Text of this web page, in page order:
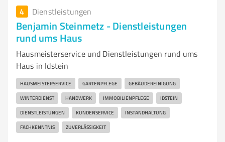
4 Dienstleistungen
Benjamin Steinmetz - Dienstleistungen
rund ums Haus
Hausmeisterservice und Dienstleistungen rund ums
Haus in Idstein
HAUSMEISTERSERVICE GARTENPFLEGE GEBÄUDEREINIGUNG
WINTERDIENST HANDWERK IMMOBILIENPFLEGE IDSTEIN
DIENSTLEISTUNGEN KUNDENSERVICE INSTANDHALTUNG
FACHKENNTNIS ZUVERLÄSSIGKEIT